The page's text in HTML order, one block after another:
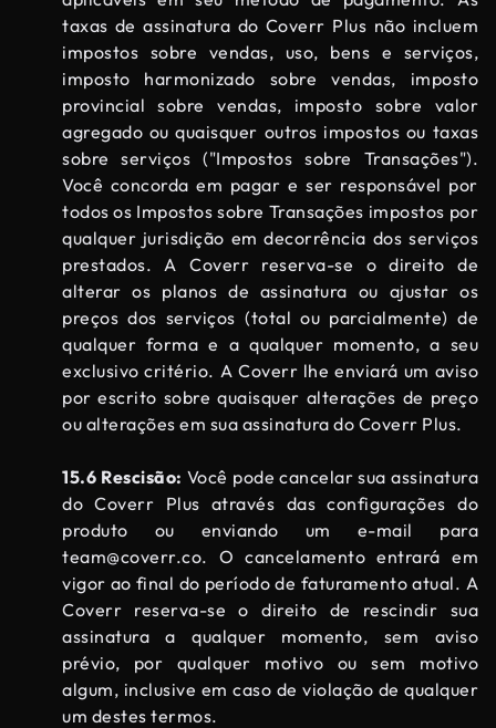
taxas de assinatura do Coverr Plus não incluem
impostos sobre vendas, uso, bens e serviços,
imposto harmonizado sobre vendas, imposto
provincial sobre vendas, imposto sobre valor
agregado ou quaisquer outros impostos ou taxas
sobre serviços ("Impostos sobre Transações").
Você concorda em pagar e ser responsável por
todos os Impostos sobre Transações impostos por
qualquer jurisdição em decorrência dos serviços
prestados. A Coverr reserva-se o direito de
alterar os planos de assinatura ou ajustar os
preços dos serviços (total ou parcialmente) de
qualquer forma e a qualquer momento, a seu
exclusivo critério. A Coverr lhe enviará um aviso
por escrito sobre quaisquer alterações de preço
ou alterações em sua assinatura do Coverr Plus.
15.6 Rescisão: Você pode cancelar sua assinatura
do Coverr Plus através das configurações do
produto ou enviando um e-mail para
team@coverr.co. O cancelamento entrará em
vigor ao final do período de faturamento atual. A
Coverr reserva-se o direito de rescindir sua
assinatura a qualquer momento, sem aviso
prévio, por qualquer motivo ou sem motivo
algum, inclusive em caso de violação de qualquer
um destes termos.